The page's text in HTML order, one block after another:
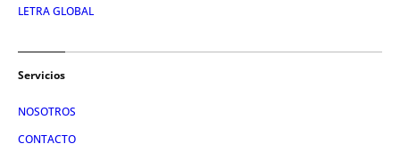
LETRA GLOBAL
Servicios
NOSOTROS
CONTACTO